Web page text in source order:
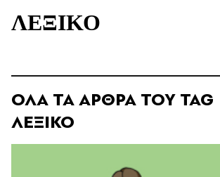
ΛΕΞΙΚΟ
ΟΛΑ ΤΑ ΑΡΘΡΑ ΤΟΥ TAG
ΛΕΞΙΚΟ